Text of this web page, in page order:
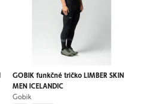
GOBIK funkčné tričko LIMBER SKIN
MEN ICELANDIC
Gobik